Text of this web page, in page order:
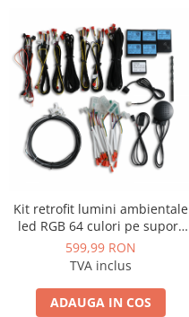
Kit retrofit lumini ambientale
led RGB 64 culori pe suport
acrilic cu conexiune wireless -
AD-BGCL00
599,99 RON
TVA inclus
ADAUGA IN COS